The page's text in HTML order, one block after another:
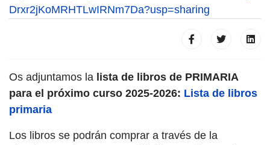
Drxr2jKoMRHTLwIRNm7Da?usp=sharing
Os adjuntamos la lista de libros de PRIMARIA
para el próximo curso 2025-2026: Lista de libros
primaria
Los libros se podrán comprar a través de la